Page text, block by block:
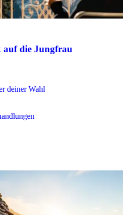
auf die Jungfrau
deiner Wahl